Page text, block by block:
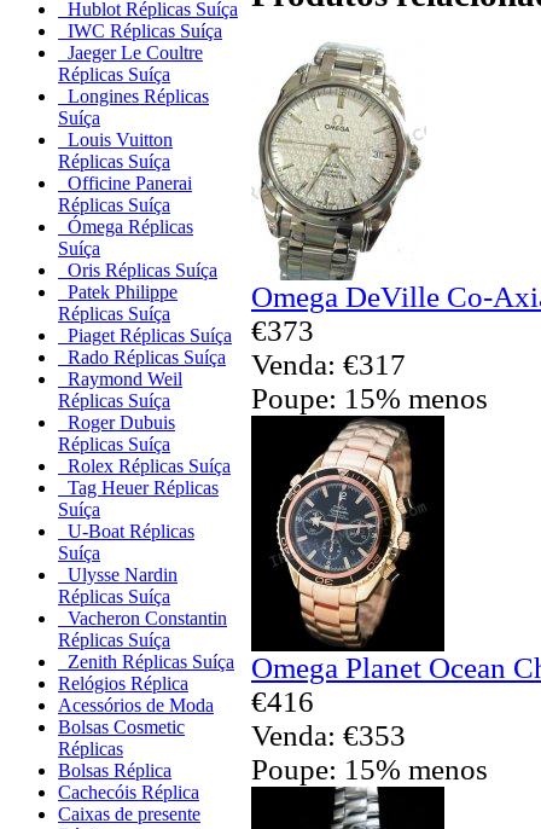
Hublot Réplicas Suíça
IWC Réplicas Suíça
Jaeger Le Coultre
Réplicas Suíça
Longines Réplicas
Suíça
Louis Vuitton
Réplicas Suíça
Officine Panerai
Réplicas Suíça
Ómega Réplicas
Suíça
Oris Réplicas Suíça
Patek Philippe
Réplicas Suíça
Piaget Réplicas Suíça
Rado Réplicas Suíça
Raymond Weil
Réplicas Suíça
Roger Dubuis
Réplicas Suíça
Rolex Réplicas Suíça
Tag Heuer Réplicas
Suíça
U-Boat Réplicas
Suíça
Ulysse Nardin
Réplicas Suíça
Vacheron Constantin
Réplicas Suíça
Zenith Réplicas Suíça
Relógios Réplica
Acessórios de Moda
Bolsas Cosmetic
Réplicas
Bolsas Réplica
Cachecóis Réplica
Caixas de presente
Omega DeVille Co-
€373
Venda: €317
Poupe: 15% menos
Omega Planet Ocean
€416
Venda: €353
Poupe: 15% menos